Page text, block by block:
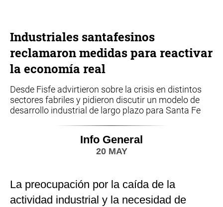
Industriales santafesinos
reclamaron medidas para reactivar
la economía real
Desde Fisfe advirtieron sobre la crisis en distintos
sectores fabriles y pidieron discutir un modelo de
desarrollo industrial de largo plazo para Santa Fe
Info General
20 MAY
La preocupación por la caída de la
actividad industrial y la necesidad de